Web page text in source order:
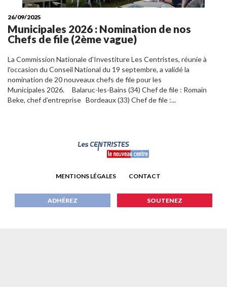
26/09/2025
Municipales 2026 : Nomination de nos
Chefs de file (2ème vague)
La Commission Nationale d'Investiture Les Centristes, réunie à
l'occasion du Conseil National du 19 septembre, a validé la
nomination de 20 nouveaux chefs de file pour les
Municipales 2026. Balaruc-les-Bains (34) Chef de file : Romain
Beke, chef d’entreprise Bordeaux (33) Chef de file :...
MENTIONS LÉGALES CONTACT
ADHÉREZ SOUTENEZ